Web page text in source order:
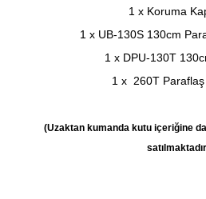
1 x Koruma
1 x UB-130S 130cm
1 x DPU-130T
1 x 260T
(Uzaktan kumanda kutu içeriğine